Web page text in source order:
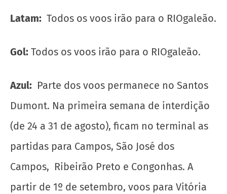
Latam: Todos os voos irão para o RIOgaleão.
Gol: Todos os voos irão para o RIOgaleão.
Azul: Parte dos voos permanece no Santos
Dumont. Na primeira semana de interdição
(de 24 a 31 de agosto), ficam no terminal as
partidas para Campos, São José dos
Campos, Ribeirão Preto e Congonhas. A
partir de 1º de setembro, voos para Vitória